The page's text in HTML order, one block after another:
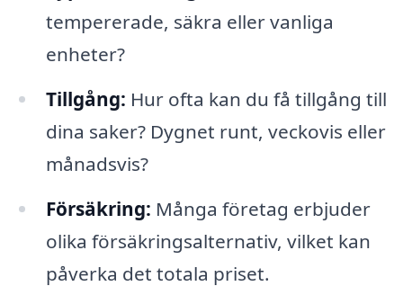
tempererade, säkra eller vanliga
enheter?
Tillgång: Hur ofta kan du få tillgång till
dina saker? Dygnet runt, veckovis eller
månadsvis?
Försäkring: Många företag erbjuder
olika försäkringsalternativ, vilket kan
påverka det totala priset.